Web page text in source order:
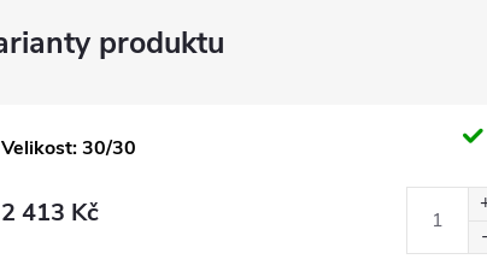
Velikost: 30/30
2 413 Kč